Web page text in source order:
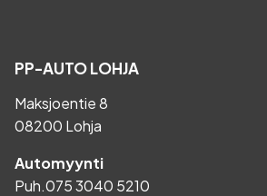
PP-AUTO LOHJA
Maksjoentie 8
08200 Lohja
Automyynti
Puh.075 3040 5210